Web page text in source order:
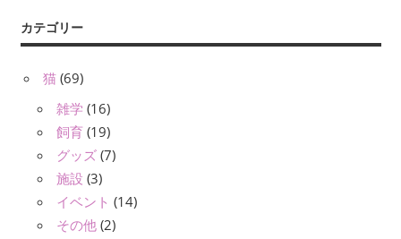
カテゴリー
猫 (69)
雑学 (16)
飼育 (19)
グッズ (7)
施設 (3)
イベント (14)
その他 (2)